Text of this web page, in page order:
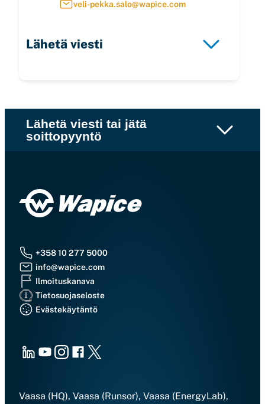
veli-pekka.salo@wapice.com
Lähetä viesti
Lähetä viesti tai jätä
soittopyyntö
+358 10 277 5000
info@wapice.com
Ilmoituskanava
Tietosuojaseloste
Evästekäytäntö
LinkedInYoutubeInstagram
Facebook
X
Vaasa (HQ), Vaasa (Runsor), Vaasa (EnergyLab),